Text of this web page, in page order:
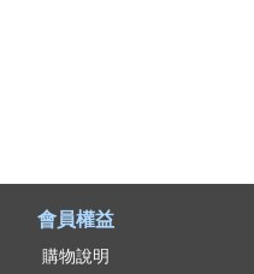
會員權益
購物說明